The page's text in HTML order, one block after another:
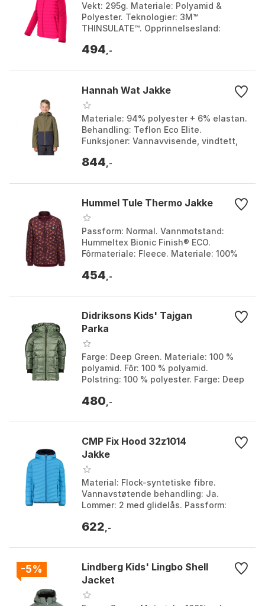
Vekt: 295g. Materiale: Polyamid &
Polyester. Teknologier: 3M™
THINSULATE™. Opprinnelsesland:
Størrelse: 8Y.
494 ,-
Hannah Wat Jakke
Materiale: 94% polyester + 6% elastan.
Behandling: Teflon Eco Elite.
Funksjoner: Vannavvisende, vindtett,
Farge: Dark for...
844 ,-
Hummel Tule Thermo Jakke
Passform: Normal. Vannmotstand:
Hummeltex Bionic Finish® ECO.
Fôrmateriale: Fleece. Materiale: 100%
Størrelse: 122cm, 4Y, 6Y.
454 ,-
Didriksons Kids' Tajgan
Parka
Farge: Deep Green. Materiale: 100 %
polyamid. Fôr: 100 % polyamid.
Polstring: 100 % polyester. Farge: Deep
480 ,-
CMP Fix Hood 32z1014
Jakke
Material: Flock-syntetiske fibre.
Vannavstøtende behandling: Ja.
Lommer: 2 med glidelås. Passform:
12Y, 14Y, 16Y, 8Y.
622 ,-
-5%
Lindberg Kids' Lingbo Shell
Jacket